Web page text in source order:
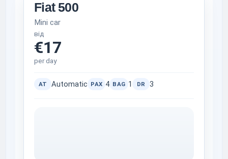
Fiat 500
Mini car
від
€17
per day
AT Automatic PAX 4 BAG 1 DR 3